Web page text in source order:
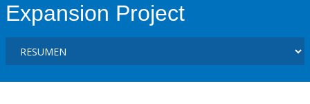
Expansion Project